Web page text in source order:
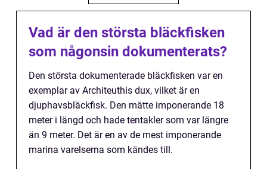
Vad är den största bläckfisken
som någonsin dokumenterats?
Den största dokumenterade bläckfisken var en
exemplar av Architeuthis dux, vilket är en
djuphavsbläckfisk. Den mätte imponerande 18
meter i längd och hade tentakler som var längre
än 9 meter. Det är en av de mest imponerande
marina varelserna som kändes till.